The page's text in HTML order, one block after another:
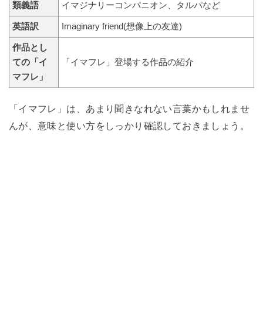
類義語 イマジナリーコンパニオン、タルパなど
英語訳 Imaginary friend(想像上の友達)
作品とし
ての「イ
マフレ」
「イマフレ」登場する作品の紹介
「イマフレ」は、あまり聞きなれない言葉かもしれませ
んが、意味と使い方をしっかり確認しておきましょう。